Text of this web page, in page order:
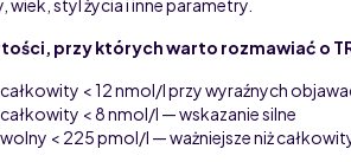
wiek, styl życia i inne parametry.
przy których warto rozmawiać o
< 12 nmol/l przy wyraźnych
< 8 nmol/l — wskazanie silne
< 225 pmol/l — ważniejsze niż